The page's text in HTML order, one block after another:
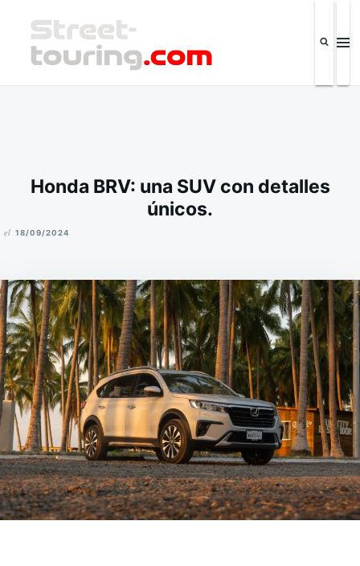
contenido
Honda BRV: una SUV con detalles
únicos.
E
el 18/09/2024